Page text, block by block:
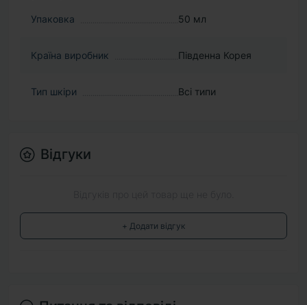
Упаковка 50 мл
Країна виробник Південна Корея
Тип шкіри Всі типи
Відгуки
+ Додати відгук